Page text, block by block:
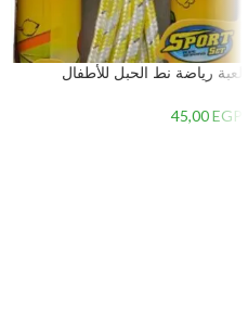
لعبة رياضة نط الحبل للأطفال
45,00EGP